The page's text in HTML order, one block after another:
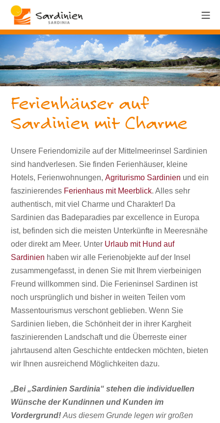
Ferienhäuser auf
Sardinien mit Charme
Unsere Feriendomizile auf der Mittelmeerinsel Sardinien
sind handverlesen. Sie finden Ferienhäuser, kleine
Hotels, Ferienwohnungen,Agriturismo Sardinien und ein
faszinierendes Ferienhaus mit Meerblick. Alles sehr
authentisch, mit viel Charme und Charakter! Da
Sardinien das Badeparadies par excellence in Europa
ist, befinden sich die meisten Unterkünfte in Meeresnähe
oder direkt am Meer. Unter Urlaub mit Hund auf
Sardinien haben wir alle Ferienobjekte auf der Insel
zusammengefasst, in denen Sie mit Ihrem vierbeinigen
Freund willkommen sind. Die Ferieninsel Sardinen ist
noch ursprünglich und bisher in weiten Teilen vom
Massentourismusverschont geblieben. Wenn Sie
Sardinien lieben, die Schönheit der in ihrer Kargheit
faszinierenden Landschaft und die Überreste einer
jahrtausend alten Geschichte entdecken möchten, bieten
wir Ihnen ausreichend Möglichkeiten dazu.
„Bei „Sardinien Sardinia“ stehen die individuellen
Wünsche der Kundinnen und Kunden im
Vordergrund! Aus diesem Grunde legen wir großen